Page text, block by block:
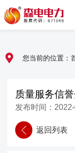
您当前的位置：
质量服务信
发布时间：
返回列表